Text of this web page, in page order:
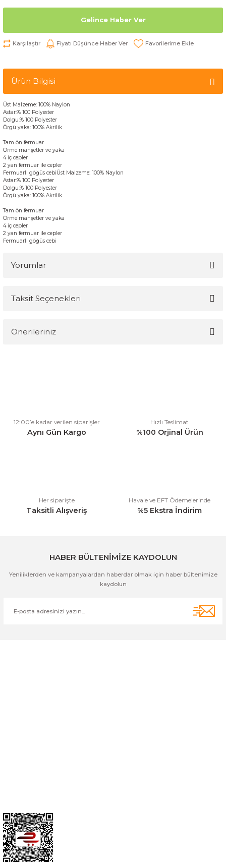
Gelince Haber Ver
Karşılaştır Fiyatı Düşünce Haber Ver
Ürün Bilgisi
Üst Malzeme: 100% Naylon
Astar:% 100 Polyester
Dolgu:% 100 Polyester
Örgü yaka: 100% Akrilik
Tam ön fermuar
Örme manşetler ve yaka
4 iç cepler
2 yan fermuar ile cepler
Fermuarlı göğüs cebiÜst Malzeme: 100% Naylon
Astar:% 100 Polyester
Dolgu:% 100 Polyester
Örgü yaka: 100% Akrilik
Tam ön fermuar
Örme manşetler ve yaka
4 iç cepler
2 yan fermuar ile cepler
Fermuarlı göğüs cebi
Yorumlar
Taksit Seçenekleri
Önerileriniz
Ürün açıklamasında eksik bilgiler bulunuyor.
Ürün bilgilerinde hatalar bulunuyor.
12:00’e kadar verilen siparişler
Aynı Gün Kargo
Hızlı Teslimat
%100 Orjinal Ürün
Her siparişte
Taksitli Alışveriş
Havale ve EFT Ödemelerinde
%5 Ekstra İndirim
HABER BÜLTENİMİZE KAYDOLUN
Yeniliklerden ve kampanyalardan haberdar olmak için haber bültenimize
kaydolun